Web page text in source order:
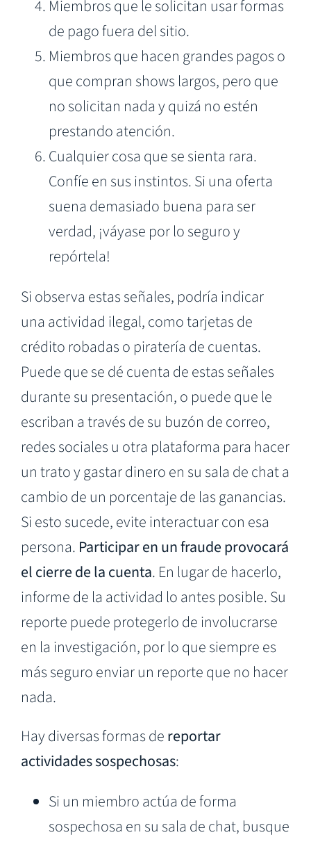
Miembros que le solicitan usar formas
de pago fuera del sitio.
Miembros que hacen grandes pagos o
que compran shows largos, pero que
no solicitan nada y quizá no estén
prestando atención.
Cualquier cosa que se sienta rara.
Confíe en sus instintos. Si una oferta
suena demasiado buena para ser
verdad, ¡váyase por lo seguro y
repórtela!
Si observa estas señales, podría indicar
una actividad ilegal, como tarjetas de
crédito robadas o piratería de cuentas.
Puede que se dé cuenta de estas señales
durante su presentación, o puede que le
escriban a través de su buzón de correo,
redes sociales u otra plataforma para hacer
un trato y gastar dinero en su sala de chat a
cambio de un porcentaje de las ganancias.
Si esto sucede, evite interactuar con esa
persona. Participar en un fraude provocará
el cierre de la cuenta. En lugar de hacerlo,
informe de la actividad lo antes posible. Su
reporte puede protegerlo de involucrarse
en la investigación, por lo que siempre es
más seguro enviar un reporte que no hacer
nada.
Hay diversas formas dereportar
actividades sospechosas:
Si un miembro actúa de forma
sospechosa en su sala de chat, busque